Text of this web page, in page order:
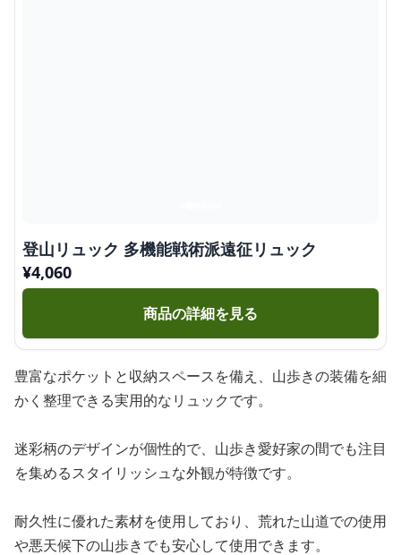
登山リュック 多機能戦術派遠征リュック
¥4,060
商品の詳細を見る
豊富なポケットと収納スペースを備え、山歩きの装備を細
かく整理できる実用的なリュックです。
迷彩柄のデザインが個性的で、山歩き愛好家の間でも注目
を集めるスタイリッシュな外観が特徴です。
耐久性に優れた素材を使用しており、荒れた山道での使用
や悪天候下の山歩きでも安心して使用できます。